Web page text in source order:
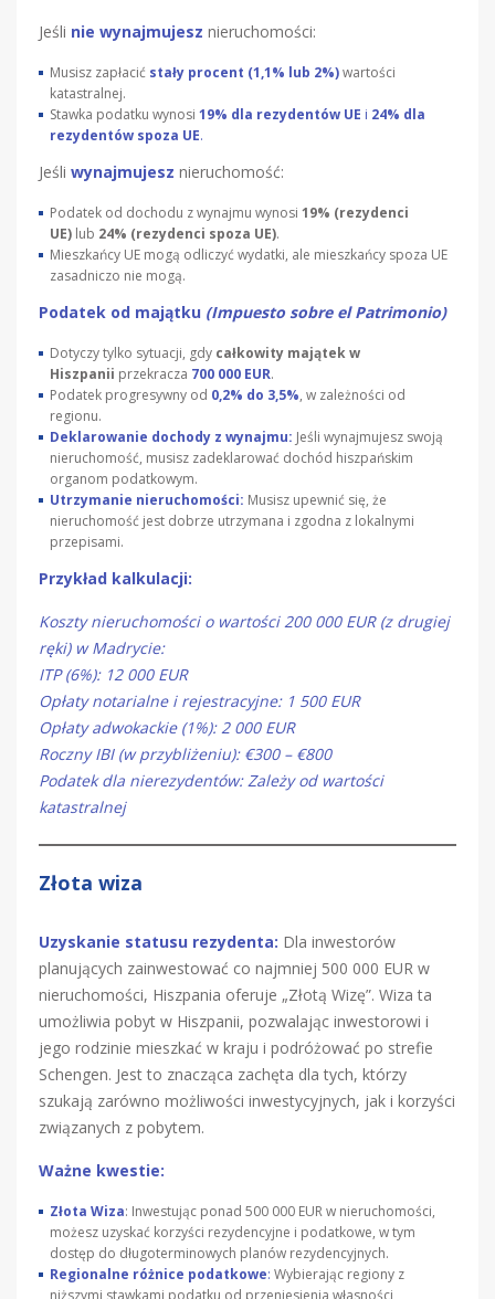
Jeśli nie wynajmujesz nieruchomości:
Musisz zapłacić stały procent (1,1% lub 2%)wartości
katastralnej.
Stawka podatku wynosi 19% dla rezydentów UE i 24% dla
rezydentów spoza UE.
Jeśli wynajmujesz nieruchomość:
Podatek od dochodu z wynajmu wynosi 19% (rezydenci
UE) lub 24% (rezydenci spoza UE).
Mieszkańcy UE mogą odliczyć wydatki, ale mieszkańcy spoza UE
zasadniczo nie mogą.
Podatek od majątku (Impuesto sobre el Patrimonio)
Dotyczy tylko sytuacji, gdy całkowity majątek w
Hiszpanii przekracza 700 000 EUR.
Podatek progresywny od 0,2% do 3,5%, w zależności od
regionu.
Deklarowanie dochody z wynajmu: Jeśli wynajmujesz swoją
nieruchomość, musisz zadeklarować dochód hiszpańskim
organom podatkowym.
Utrzymanie nieruchomości: Musisz upewnić się, że
nieruchomość jest dobrze utrzymana i zgodna z lokalnymi
przepisami.
Przykład kalkulacji:
Koszty nieruchomości o wartości 200 000 EUR (z drugiej
ręki) w Madrycie:
ITP (6%): 12 000 EUR
Opłaty notarialne i rejestracyjne: 1 500 EUR
Opłaty adwokackie (1%): 2 000 EUR
Roczny IBI (w przybliżeniu): €300 – €800
Podatek dla nierezydentów: Zależy od wartości
katastralnej
Złota wiza
Uzyskanie statusu rezydenta: Dla inwestorów
planujących zainwestować co najmniej 500 000 EUR w
nieruchomości, Hiszpania oferuje „Złotą Wizę”. Wiza ta
umożliwia pobyt w Hiszpanii, pozwalając inwestorowi i
jego rodzinie mieszkać w kraju i podróżować po strefie
Schengen. Jest to znacząca zachęta dla tych, którzy
szukają zarówno możliwości inwestycyjnych, jak i korzyści
związanych z pobytem.
Ważne kwestie:
Złota Wiza: Inwestując ponad 500 000 EUR w nieruchomości,
możesz uzyskać korzyści rezydencyjne i podatkowe, w tym
dostęp do długoterminowych planów rezydencyjnych.
Regionalne różnice podatkowe: Wybierając regiony z
niższymi stawkami podatku od przeniesienia własności